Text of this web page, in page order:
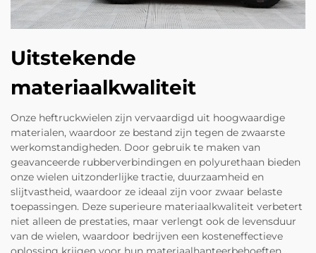
Uitstekende
materiaalkwaliteit
Onze heftruckwielen zijn vervaardigd uit hoogwaardige
materialen, waardoor ze bestand zijn tegen de zwaarste
werkomstandigheden. Door gebruik te maken van
geavanceerde rubberverbindingen en polyurethaan bieden
onze wielen uitzonderlijke tractie, duurzaamheid en
slijtvastheid, waardoor ze ideaal zijn voor zwaar belaste
toepassingen. Deze superieure materiaalkwaliteit verbetert
niet alleen de prestaties, maar verlengt ook de levensduur
van de wielen, waardoor bedrijven een kosteneffectieve